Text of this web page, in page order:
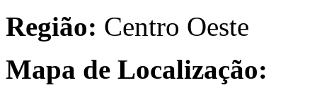
Região: Centro Oeste
Mapa de Localização: